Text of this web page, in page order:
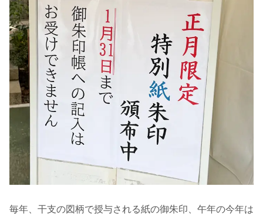
毎年、干支の図柄で授与される紙の御朱印、午年の今年は